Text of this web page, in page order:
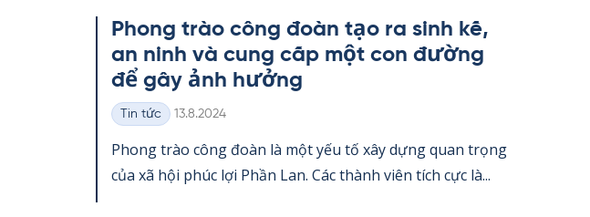
Phong trào công đoàn tạo ra sinh kế,
an ninh và cung cấp một con đường
để gây ảnh hưởng
Thể
loại
Tin tức Kirjoitettu
13.8.2024
Phong trào công đoàn là một yếu tố xây dựng quan trọng
của xã hội phúc lợi Phần Lan. Các thành viên tích cực là...